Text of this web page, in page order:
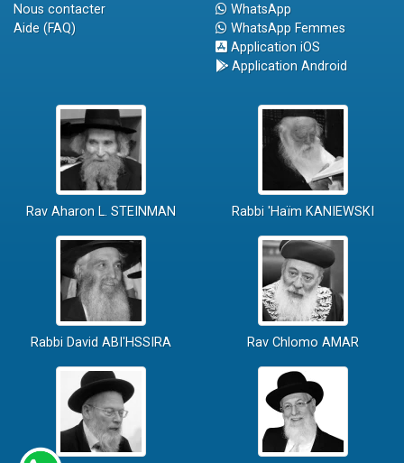
Nous contacter
Aide (FAQ)
WhatsApp
WhatsApp Femmes
Application iOS
Application Android
Rav Aharon L. STEINMAN Rabbi 'Haïm KANIEWSKI
Rabbi David ABI'HSSIRA Rav Chlomo AMAR